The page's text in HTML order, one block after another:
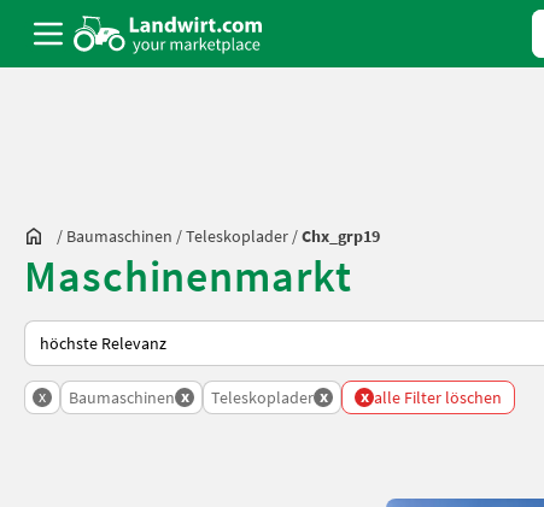
/ Baumaschinen /Teleskoplader /Chx_grp19
Maschinenmarkt
So wird auf Landwirt.com sortiert
x Baumaschinen x Teleskoplader x x alle Filter löschen